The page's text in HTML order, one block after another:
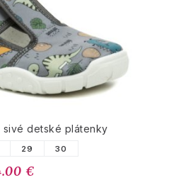
sivé detské plátenky
29 30
€